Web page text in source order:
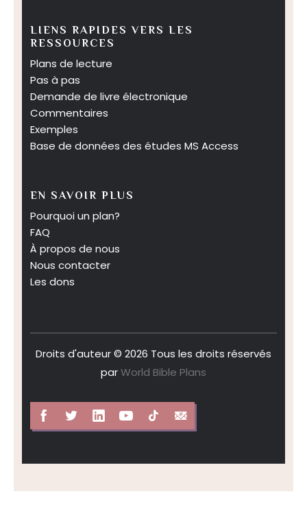
LIENS RAPIDES VERS LES
RESSOURCES
Plans de lecture
Pas à pas
Demande de livre électronique
Commentaires
Exemples
Base de données des études MS Access
EN SAVOIR PLUS
Pourquoi un plan?
FAQ
À propos de nous
Nous contacter
Les dons
Droits d'auteur © 2026 Tous les droits réservés
parWorld Bible Plans